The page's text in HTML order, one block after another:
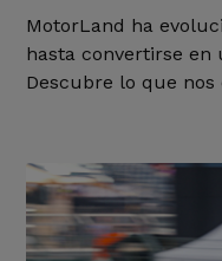
MotorLand ha
hasta convertirse
Descubre lo que